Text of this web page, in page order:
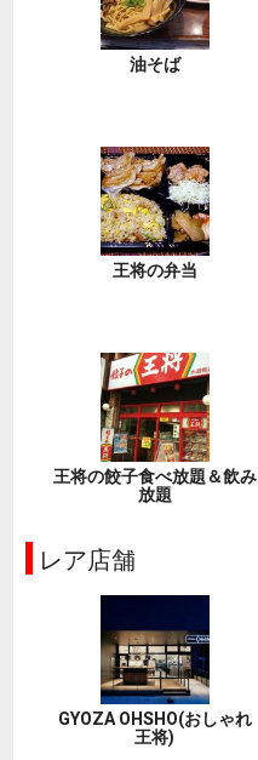
油そば
王将の弁当
王将の餃子食べ放題＆飲み
放題
レア店舗
GYOZA OHSHO(おしゃれ
王将)